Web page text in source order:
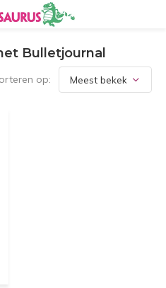
Bulletjournal
op: